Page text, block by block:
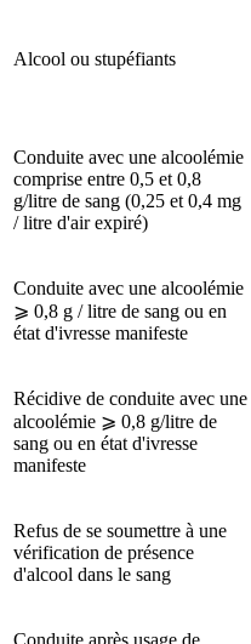
Alcool ou stupéfiants
Conduite avec une alcoolémie
comprise entre 0,5 et 0,8
g/litre de sang (0,25 et 0,4 mg
/ litre d'air expiré)
Conduite avec une alcoolémie
⩾ 0,8 g / litre de sang ou en
état d'ivresse manifeste
Récidive de conduite avec une
alcoolémie ⩾ 0,8 g/litre de
sang ou en état d'ivresse
manifeste
Refus de se soumettre à une
vérification de présence
d'alcool dans le sang